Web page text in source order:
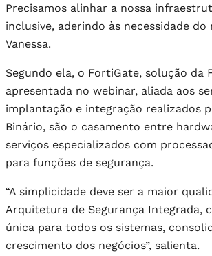
Precisamos alinhar a nossa
inclusive, aderindo às necessidade do
Vanessa.
Segundo ela, o FortiGate, solução da
apresentada no webinar, aliada aos
implantação e integração realizados
Binário, são o casamento entre
serviços especializados com
para funções de segurança.
“A simplicidade deve ser a maior
Arquitetura de Segurança Integrada,
única para todos os sistemas,
crescimento dos negócios”, salienta.